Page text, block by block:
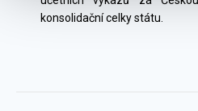
konsolidační celky státu.